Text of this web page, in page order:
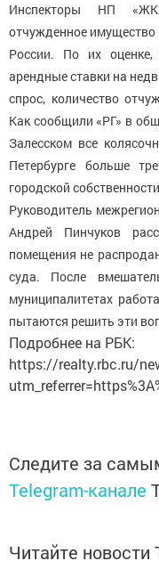
Инспекторы НП
отчужденное
России. По их оценке,
арендные ставки на
спрос, количество
Как сообщили «РГ» в
Залесском все
Петербурге больше
городской
Руководитель
Андрей Пинчуков
помещения не
суда. После
муниципалитетах
пытаются решить эти
Подробнее на РБК:
https://realty.rbc.ru/
Следите за
Telegram-канале
Читайте новости